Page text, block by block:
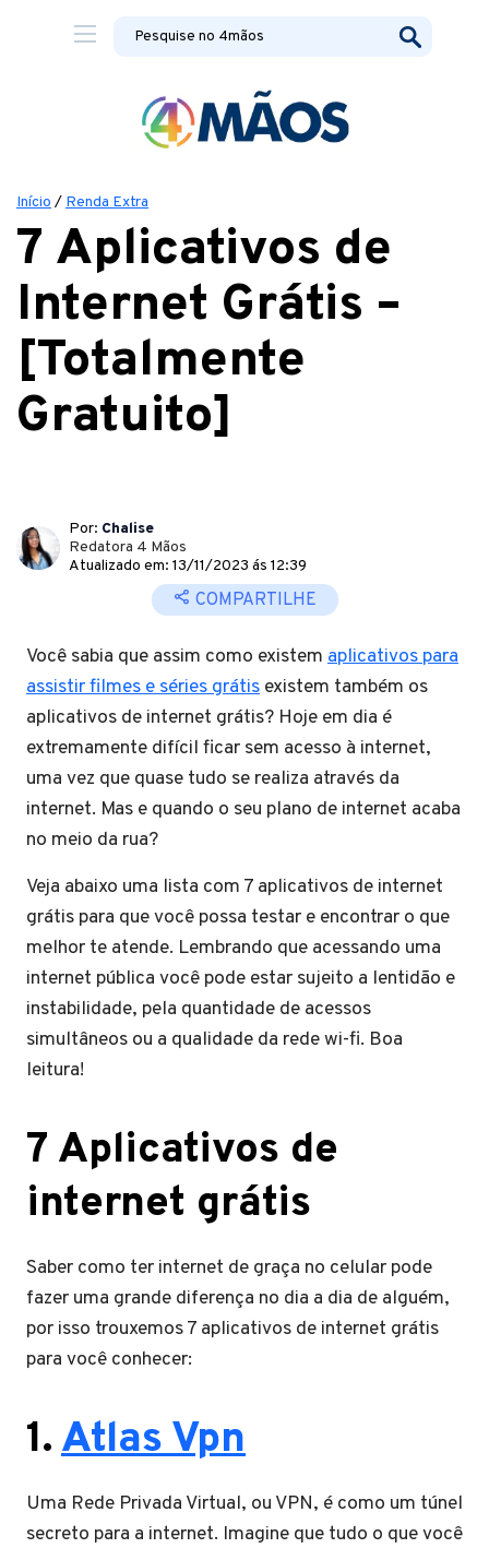
Início / Renda Extra
7 Aplicativos de
Internet Grátis –
[Totalmente
Gratuito]
Por: Chalise
Redatora 4 Mãos
Atualizado em: 13/11/2023 ás 12:39
COMPARTILHE
Você sabia que assim como existem aplicativos para
assistir filmes e séries grátis existem também os
aplicativos de internet grátis? Hoje em dia é
extremamente difícil ficar sem acesso à internet,
uma vez que quase tudo se realiza através da
internet. Mas e quando o seu plano de internet acaba
no meio da rua?
Veja abaixo uma lista com 7 aplicativos de internet
grátis para que você possa testar e encontrar o que
melhor te atende. Lembrando que acessando uma
internet pública você pode estar sujeito a lentidão e
instabilidade, pela quantidade de acessos
simultâneos ou a qualidade da rede wi-fi. Boa
leitura!
7 Aplicativos de
internet grátis
Saber como ter internet de graça no celular pode
fazer uma grande diferença no dia a dia de alguém,
por isso trouxemos 7 aplicativos de internet grátis
para você conhecer:
1.Atlas Vpn
Uma Rede Privada Virtual, ou VPN, é como um túnel
secreto para a internet. Imagine que tudo o que você